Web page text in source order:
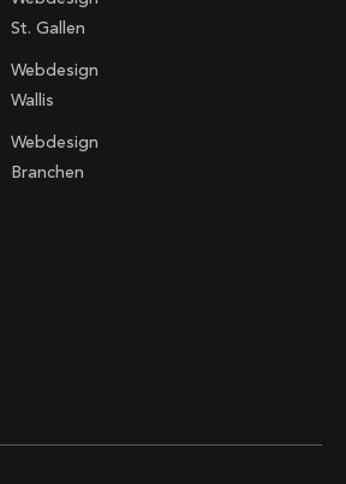
St. Gallen
Webdesign
Wallis
Webdesign
Branchen